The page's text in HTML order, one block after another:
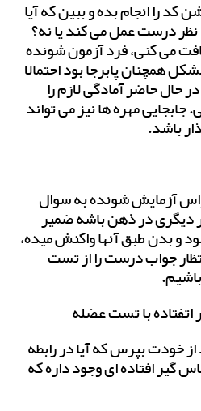
را انجام بده و ببین که آیا
درست عمل می کند یا نه؟
می کنی، فرد آزمون شونده
همچنان پابرجا بود احتمالا
حال حاضر آمادگی لازم را
مهره ها نیز می تواند
باشد.
آزمایش شونده به سوال
دیگری در ذهن باشه ضمیر
و بدن طبق آنها واکنش میده،
جواب درست را از تست
خودت بپرس که آیا در رابطه
گیر افتاده ای وجود داره که